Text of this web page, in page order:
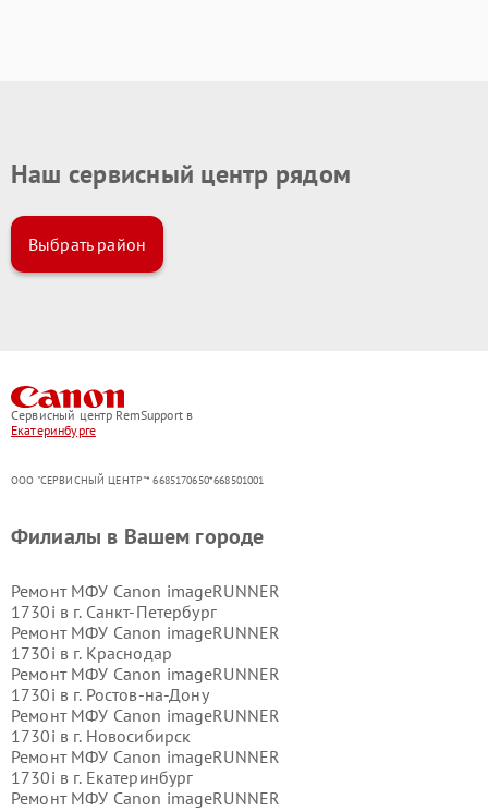
Наш сервисный центр рядом
Выбрать район
Сервисный центр RemSupport в
Екатеринбурге
ООО "СЕРВИСНЫЙ ЦЕНТР"* 6685170650*668501001
Филиалы в Вашем городе
Ремонт МФУ Canon imageRUNNER
1730i в г. Санкт-Петербург
Ремонт МФУ Canon imageRUNNER
1730i в г. Краснодар
Ремонт МФУ Canon imageRUNNER
1730i в г. Ростов-на-Дону
Ремонт МФУ Canon imageRUNNER
1730i в г. Новосибирск
Ремонт МФУ Canon imageRUNNER
1730i в г. Екатеринбург
Ремонт МФУ Canon imageRUNNER